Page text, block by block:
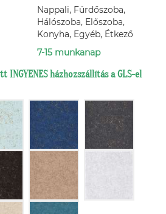
Nappali, Fürdőszoba,
Hálószoba, Előszoba,
Konyha, Egyéb, Étkező
7-15 munkanap
házhozszállítás a GLS-el